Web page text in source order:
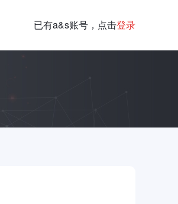
已有a&s账号，点击登录